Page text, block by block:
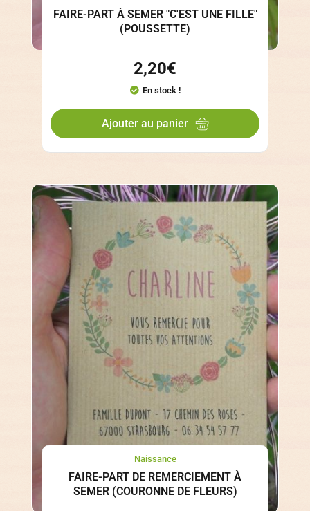
FAIRE-PART À SEMER "C'EST UNE FILLE"
(POUSSETTE)
2,20€
En stock !
Ajouter au panier
Naissance
FAIRE-PART DE REMERCIEMENT À
SEMER (COURONNE DE FLEURS)